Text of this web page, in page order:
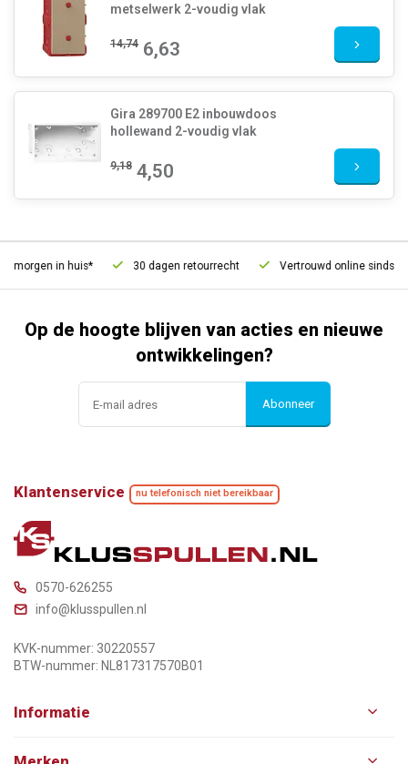
metselwerk 2-voudig vlak
14,74 6,63
Gira 289700 E2 inbouwdoos
hollewand 2-voudig vlak
9,18 4,50
morgen in huis* 30 dagen retourrecht Vertrouwd online sinds
Op de hoogte blijven van acties en nieuwe
ontwikkelingen?
Abonneer
Klantenservice nu telefonisch niet bereikbaar
0570-626255
info@klusspullen.nl
KVK-nummer: 30220557
BTW-nummer: NL817317570B01
Informatie